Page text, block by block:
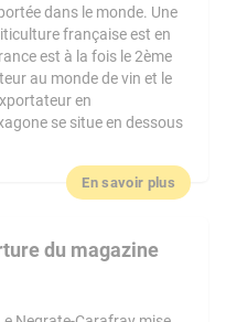
dans le monde. Une
française est en
est à la fois le 2ème
au monde de vin et le
en
se situe en dessous
En savoir plus
du magazine